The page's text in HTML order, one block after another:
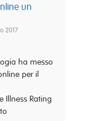
un
2017
ha messo
per il
Illness Rating